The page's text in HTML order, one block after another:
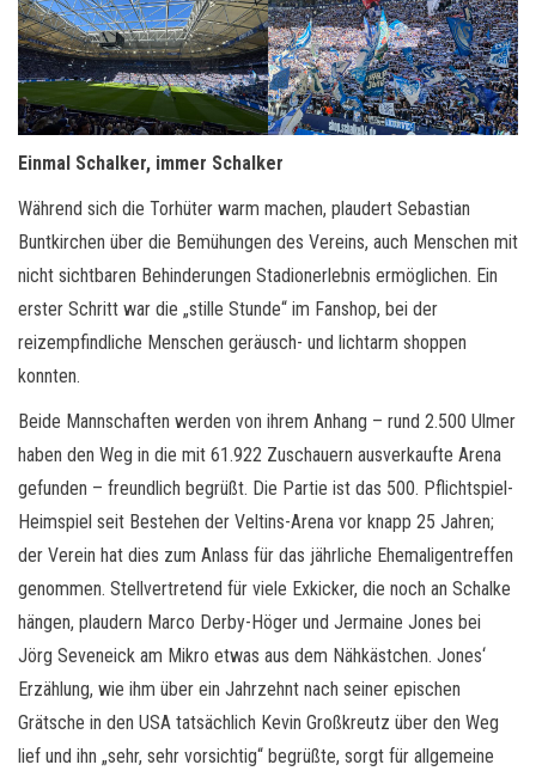
Einmal Schalker, immer Schalker
Während sich die Torhüter warm machen, plaudert Sebastian
Buntkirchen über die Bemühungen des Vereins, auch Menschen mit
nicht sichtbaren Behinderungen Stadionerlebnis ermöglichen. Ein
erster Schritt war die „stille Stunde“ im Fanshop, bei der
reizempfindliche Menschen geräusch- und lichtarm shoppen
konnten.
Beide Mannschaften werden von ihrem Anhang – rund 2.500 Ulmer
haben den Weg in die mit 61.922 Zuschauern ausverkaufte Arena
gefunden – freundlich begrüßt. Die Partie ist das 500. Pflichtspiel-
Heimspiel seit Bestehen der Veltins-Arena vor knapp 25 Jahren;
der Verein hat dies zum Anlass für das jährliche Ehemaligentreffen
genommen. Stellvertretend für viele Exkicker, die noch an Schalke
hängen, plaudern Marco Derby-Höger und Jermaine Jones bei
Jörg Seveneick am Mikro etwas aus dem Nähkästchen. Jones‘
Erzählung, wie ihm über ein Jahrzehnt nach seiner epischen
Grätsche in den USA tatsächlich Kevin Großkreutz über den Weg
lief und ihn „sehr, sehr vorsichtig“ begrüßte, sorgt für allgemeine